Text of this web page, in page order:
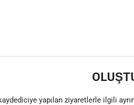
yapılan ziyaretlerle ilgili